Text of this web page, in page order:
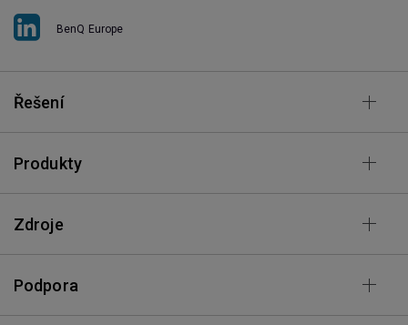
BenQ Europe
Řešení
Produkty
Zdroje
Podpora